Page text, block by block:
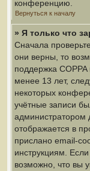
конференцию.
Вернуться к началу
» Я только что
Сначала
они верны, то
поддержка
менее 13 лет,
некоторых
учётные записи
администратором
отображается в
прислано email-
инструкциям.
возможно, что вы